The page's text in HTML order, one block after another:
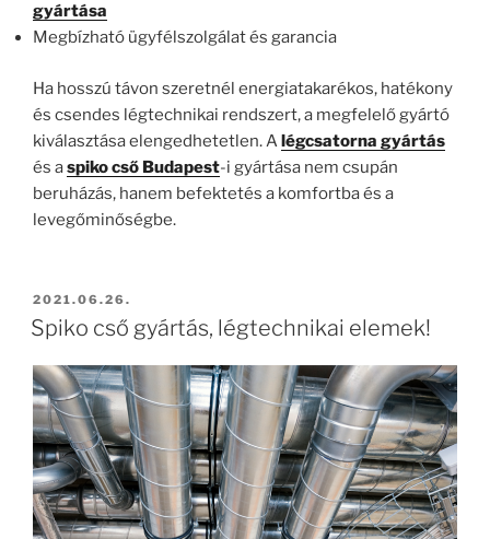
gyártása
Megbízható ügyfélszolgálat és garancia
Ha hosszú távon szeretnél energiatakarékos, hatékony
és csendes légtechnikai rendszert, a megfelelő gyártó
kiválasztása elengedhetetlen. Alégcsatorna gyártás
és aspiko cső Budapest-i gyártása nem csupán
beruházás, hanem befektetés a komfortba és a
levegőminőségbe.
BEKÜLDVE:
2021.06.26.
Spiko cső gyártás, légtechnikai elemek!